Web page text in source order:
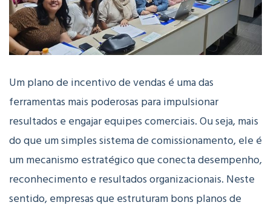
Um plano de incentivo de vendas é uma das
ferramentas mais poderosas para impulsionar
resultados e engajar equipes comerciais. Ou seja, mais
do que um simples sistema de comissionamento, ele é
um mecanismo estratégico que conecta desempenho,
reconhecimento e resultados organizacionais. Neste
sentido, empresas que estruturam bons planos de